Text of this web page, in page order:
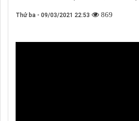
Thứ ba - 09/03/2021 22:53 869